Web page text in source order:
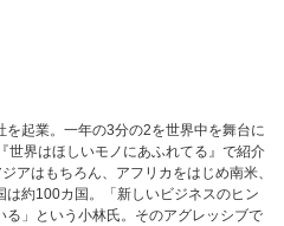
起業。一年の3分の2を世界中を舞台に
世界はほしいモノにあふれてる』で紹介
アはもちろん、アフリカをはじめ南米、
約100カ国。「新しいビジネスのヒン
る」という小林氏。そのアグレッシブで